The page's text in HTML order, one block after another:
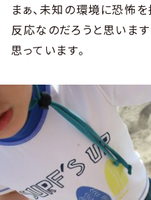
まぁ、未知の環境に恐怖
反応なのだろうと思いま
思っています。